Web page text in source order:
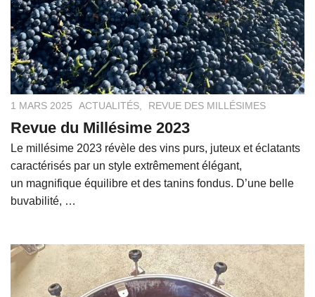
1 MARS 2025 ACTUALITÉS REVUE DES MILLÉSIMES
Revue du Millésime 2023
Le millésime 2023 révèle des vins purs, juteux et éclatants
caractérisés par un style extrêmement élégant,
un magnifique équilibre et des tanins fondus. D’une belle
buvabilité, …